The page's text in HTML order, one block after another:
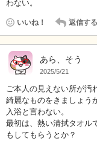
わない。
いいね！ 返信する
あら、そう
2025/5/21
ご本人の見えない所が汚
綺麗なものをきましょう
入浴と言わない。
最初は、熱い清拭タオル
もしてもらうとか？